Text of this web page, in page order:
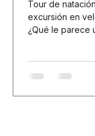
Tour de
excursión en
¿Qué le parece
excursiones en
para vivir una